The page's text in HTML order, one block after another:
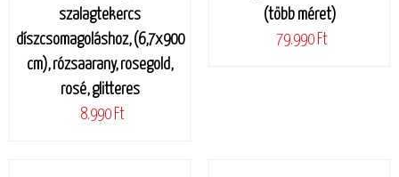
szalagtekercs
díszcsomagoláshoz, (6,7x900
cm), rózsaarany, rosegold,
rosé, glitteres
8.990 Ft
(több méret)
79.990 Ft